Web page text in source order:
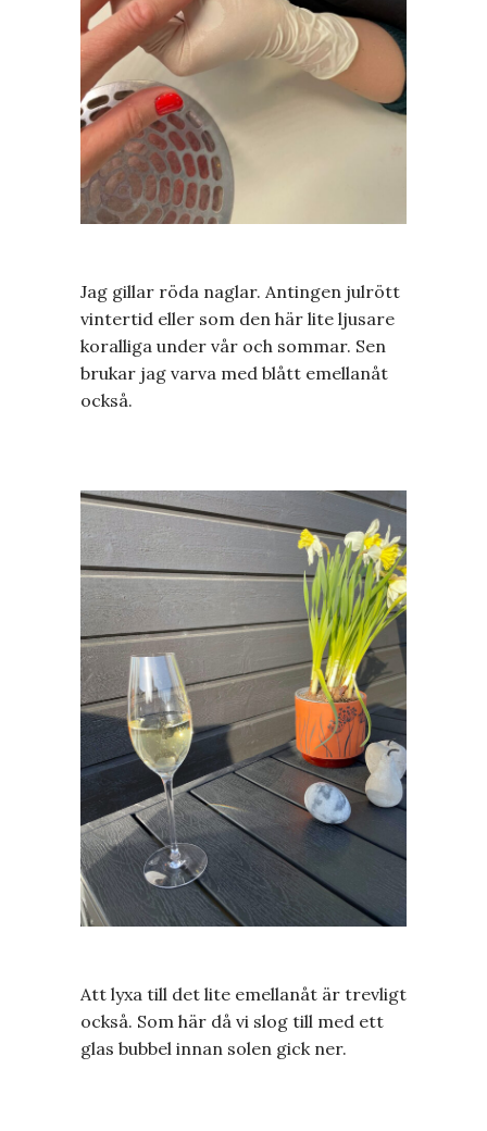
Jag gillar röda naglar. Antingen julrött
vintertid eller som den här lite ljusare
koralliga under vår och sommar. Sen
brukar jag varva med blått emellanåt
också.
Att lyxa till det lite emellanåt är trevligt
också. Som här då vi slog till med ett
glas bubbel innan solen gick ner.